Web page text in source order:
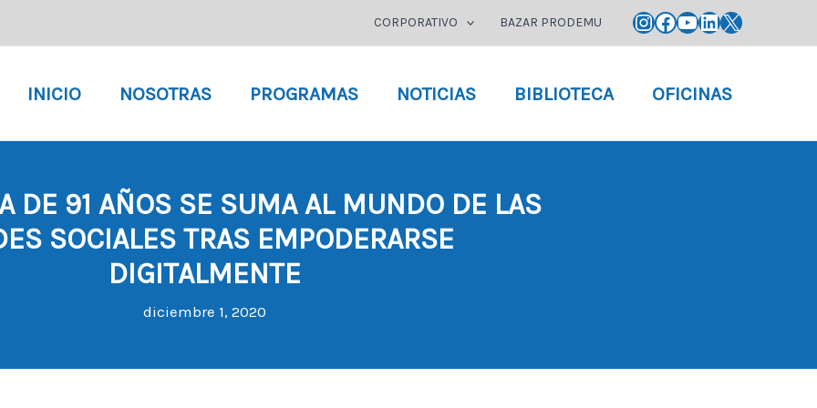
CORPORATIVO BAZAR PRODEMU Instagram
Facebook
YouTube
LinkedIn
X
INICIO NOSOTRAS PROGRAMAS NOTICIAS BIBLIOTECA OFICINAS
DE 91 AÑOS SE SUMA AL MUNDO DE LAS
SOCIALES TRAS EMPODERARSE
DIGITALMENTE
diciembre 1, 2020